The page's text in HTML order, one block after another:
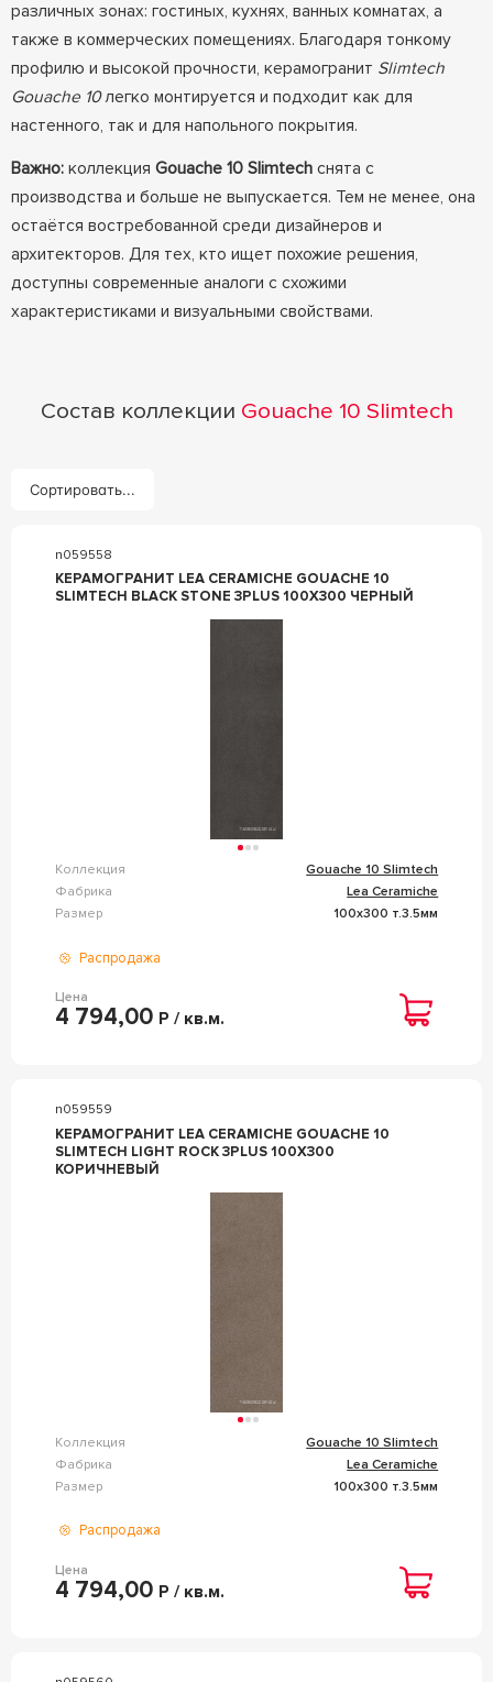
различных зонах: гостиных, кухнях, ванных комнатах, а
также в коммерческих помещениях. Благодаря тонкому
профилю и высокой прочности, керамогранит Slimtech
Gouache 10легко монтируется и подходит как для
настенного, так и для напольного покрытия.
Важно:коллекция Gouache 10 Slimtechснята с
производства и больше не выпускается. Тем не менее, она
остаётся востребованной среди дизайнеров и
архитекторов. Для тех, кто ищет похожие решения,
доступны современные аналоги с схожими
характеристиками и визуальными свойствами.
Состав коллекции Gouache 10 Slimtech
Сортировать...
n059558
КЕРАМОГРАНИТ LEA CERAMICHE GOUACHE 10
SLIMTECH BLACK STONE 3PLUS 100X300 ЧЕРНЫЙ
Коллекция
Gouache 10 Slimtech
Фабрика
Lea Ceramiche
Размер
100x300 т.3.5мм
Распродажа
Цена
4 794,00 Р / кв.м.
n059559
КЕРАМОГРАНИТ LEA CERAMICHE GOUACHE 10
SLIMTECH LIGHT ROCK 3PLUS 100X300
КОРИЧНЕВЫЙ
Коллекция
Gouache 10 Slimtech
Фабрика
Lea Ceramiche
Размер
100x300 т.3.5мм
Распродажа
Цена
4 794,00 Р / кв.м.